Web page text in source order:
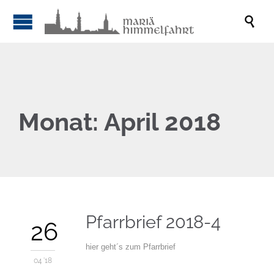

Monat: April 2018
26
04 '18
Pfarrbrief 2018-4
hier geht´s zum Pfarrbrief